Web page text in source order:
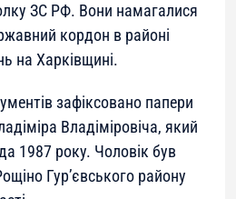
ЗС РФ. Вони намагалися
кордон в районі
на Харківщині.
зафіксовано папери
Владіміровіча, який
1987 року. Чоловік був
Гур’євського району